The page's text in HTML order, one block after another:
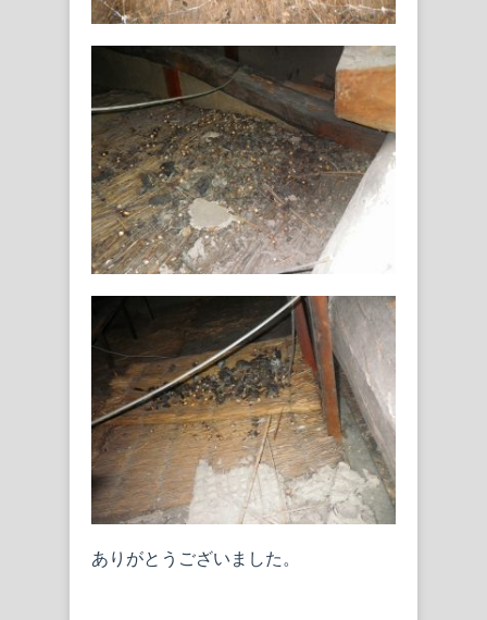
ありがとうございました。